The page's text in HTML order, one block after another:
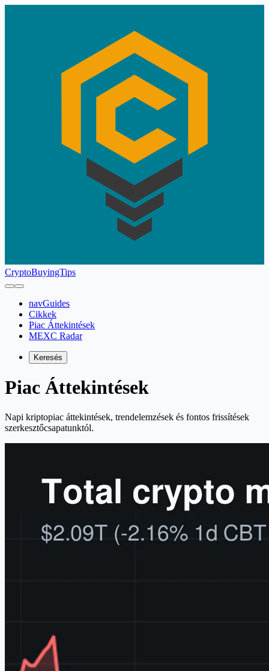
CryptoBuyingTips
navGuides
Cikkek
Piac Áttekintések
MEXC Radar
Keresés
Piac Áttekintések
Napi kriptopiac áttekintések, trendelemzések és fontos frissítések
szerkesztőcsapatunktól.